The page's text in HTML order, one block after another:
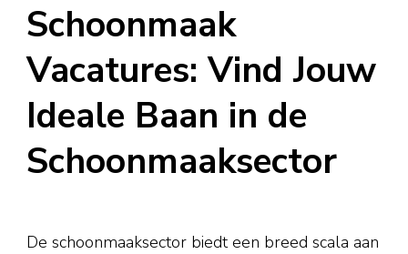
Schoonmaak
Vacatures: Vind Jouw
Ideale Baan in de
Schoonmaaksector
De schoonmaaksector biedt een breed scala aan